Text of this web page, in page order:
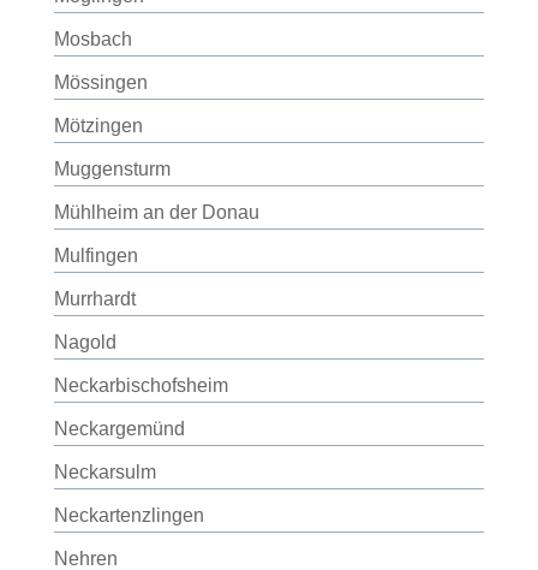
Mosbach
Mössingen
Mötzingen
Muggensturm
Mühlheim an der Donau
Mulfingen
Murrhardt
Nagold
Neckarbischofsheim
Neckargemünd
Neckarsulm
Neckartenzlingen
Nehren